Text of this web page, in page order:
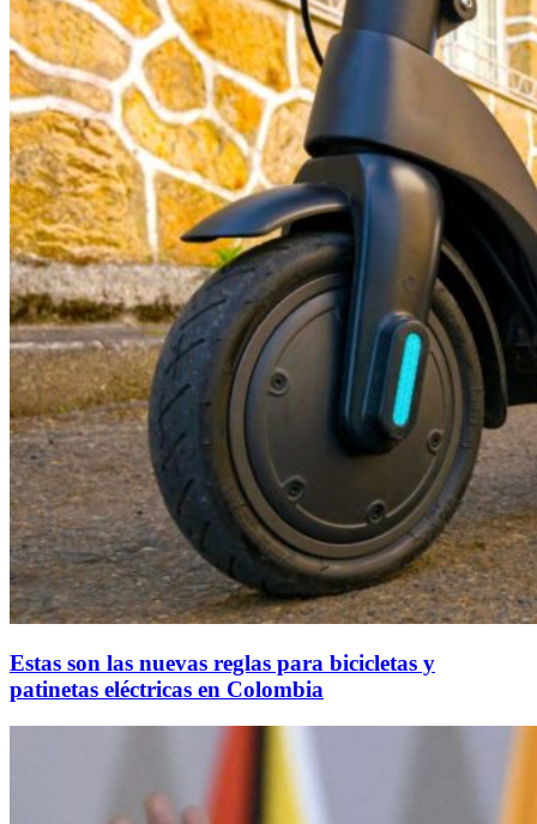
Estas son las nuevas reglas para bicicletas y
patinetas eléctricas en Colombia